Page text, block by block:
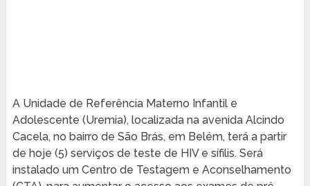
A Unidade de Referência Materno Infantil e
Adolescente (Uremia), localizada na avenida Alcindo
Cacela, no bairro de São Brás, em Belém, terá a partir
de hoje (5) serviços de teste de HIV e sífilis. Será
instalado um Centro de Testagem e Aconselhamento